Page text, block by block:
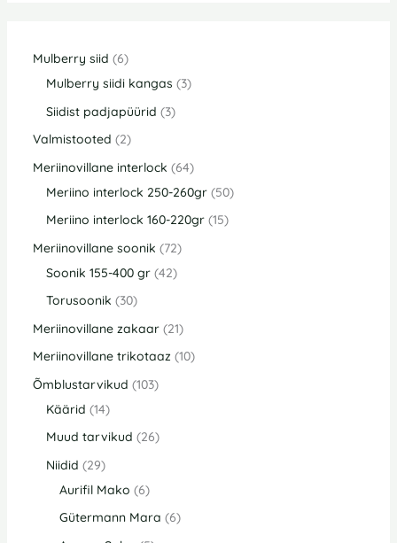
Mulberry siid 6
Mulberry siidi kangas 3
Siidist padjapüürid 3
Valmistooted 2
Meriinovillane interlock 64
Meriino interlock 250-260gr 50
Meriino interlock 160-220gr 15
Meriinovillane soonik 72
Soonik 155-400 gr 42
Torusoonik 30
Meriinovillane zakaar 21
Meriinovillane trikotaaz 10
Õmblustarvikud 103
Käärid 14
Muud tarvikud 26
Niidid 29
Aurifil Mako 6
Gütermann Mara 6